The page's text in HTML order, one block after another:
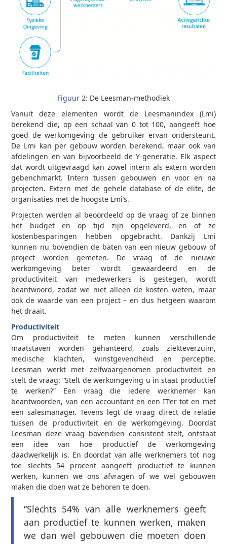
Figuur 2: De Leesman-methodiek
Vanuit deze elementen wordt de Leesmanindex (Lmi)
berekend die, op een schaal van 0 tot 100, aangeeft hoe
goed de werkomgeving de gebruiker ervan ondersteunt.
De Lmi kan per gebouw worden berekend, maar ook van
afdelingen en van bijvoorbeeld de Y-generatie. Elk aspect
dat wordt uitgevraagd kan zowel intern als extern worden
gebenchmarkt. Intern tussen gebouwen en voor en na
projecten. Extern met de gehele database of de elite, de
organisaties met de hoogste Lmi’s.
Projecten werden al beoordeeld op de vraag of ze binnen
het budget en op tijd zijn opgeleverd, en of ze
kostenbesparingen hebben opgebracht. Dankzij Lmi
kunnen nu bovendien de baten van een nieuw gebouw of
project worden gemeten. De vraag of de nieuwe
werkomgeving beter wordt gewaardeerd en de
productiviteit van medewerkers is gestegen, wordt
beantwoord, zodat we niet alleen de kosten weten, maar
ook de waarde van een project – en dus hetgeen waarom
het draait.
Productiviteit
Om productiviteit te meten kunnen verschillende
maatstaven worden gehanteerd, zoals ziekteverzuim,
medische klachten, winstgevendheid en perceptie.
Leesman werkt met zelfwaargenomen productiviteit en
stelt de vraag: “Stelt de werkomgeving u in staat productief
te werken?” Een vraag die iedere werknemer kan
beantwoorden, van een accountant en een IT’er tot en met
een salesmanager. Tevens legt de vraag direct de relatie
tussen de productiviteit en de werkomgeving. Doordat
Leesman deze vraag bovendien consistent stelt, ontstaat
een idee van hoe productief de werkomgeving
daadwerkelijk is. En doordat van alle werknemers tot nog
toe slechts 54 procent aangeeft productief te kunnen
werken, kunnen we ons afvragen of we wel gebouwen
maken die doen wat ze behoren te doen.
“Slechts 54% van alle werknemers geeft
aan productief te kunnen werken, maken
we dan wel gebouwen die moeten doen